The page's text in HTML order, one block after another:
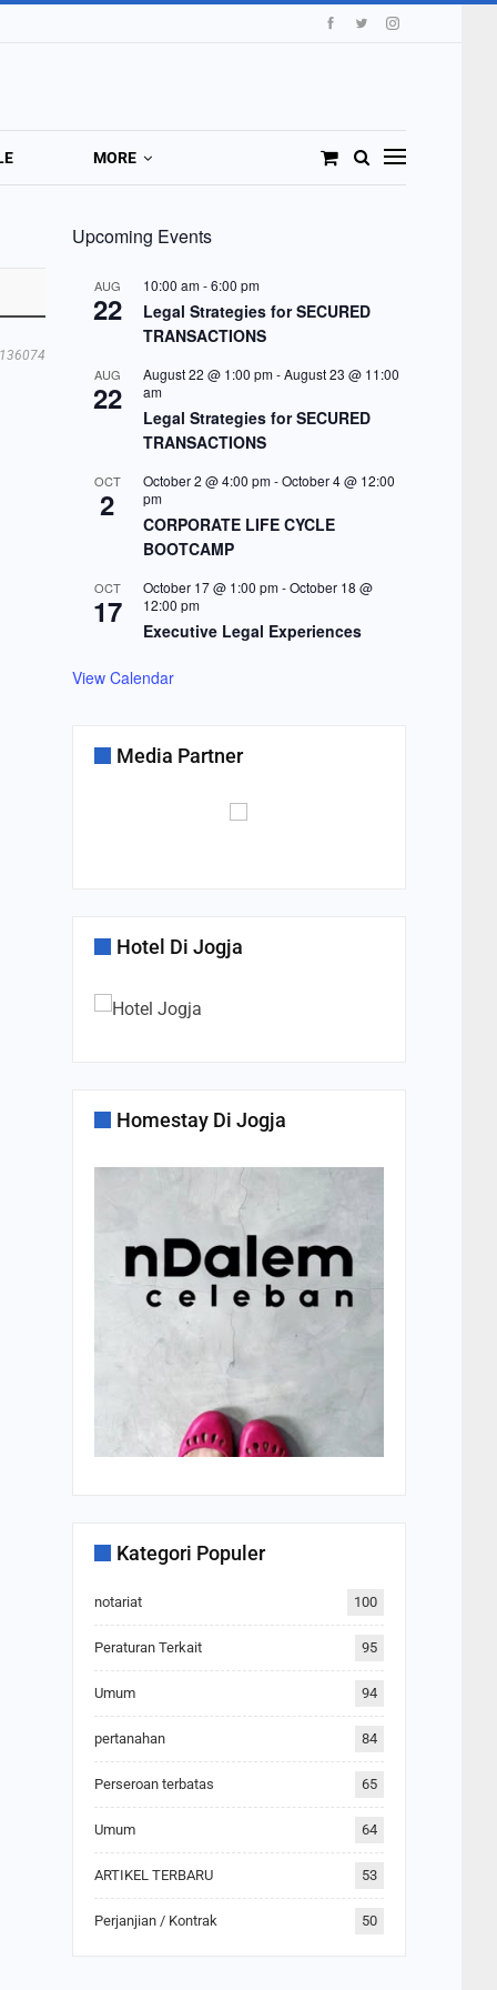
MORE
Upcoming Events
AUG
22
10:00 am-6:00 pm
Legal Strategies for SECURED
TRANSACTIONS
AUG
22
August 22 @ 1:00 pm-August 23 @ 11:00
am
Legal Strategies for SECURED
TRANSACTIONS
OCT
2
October 2 @ 4:00 pm-October 4 @ 12:00
pm
CORPORATE LIFE CYCLE
BOOTCAMP
OCT
17
October 17 @ 1:00 pm-October 18 @
12:00 pm
Executive Legal Experiences
View Calendar
Media Partner
Hotel Di Jogja
Homestay Di Jogja
Kategori Populer
notariat 100
Peraturan Terkait 95
Umum 94
pertanahan 84
Perseroan terbatas 65
Umum 64
ARTIKEL TERBARU 53
Perjanjian / Kontrak 50